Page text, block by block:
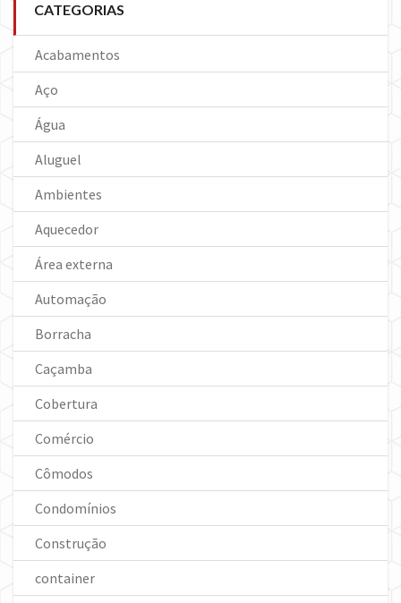
CATEGORIAS
Acabamentos
Aço
Água
Aluguel
Ambientes
Aquecedor
Área externa
Automação
Borracha
Caçamba
Cobertura
Comércio
Cômodos
Condomínios
Construção
container